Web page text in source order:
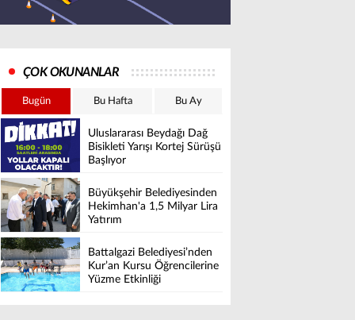
ÇOK OKUNANLAR
Bugün Bu Hafta Bu Ay
Uluslararası Beydağı Dağ
Bisikleti Yarışı Kortej Sürüşü
Başlıyor
Büyükşehir Belediyesinden
Hekimhan'a 1,5 Milyar Lira
Yatırım
Battalgazi Belediyesi’nden
Kur’an Kursu Öğrencilerine
Yüzme Etkinliği